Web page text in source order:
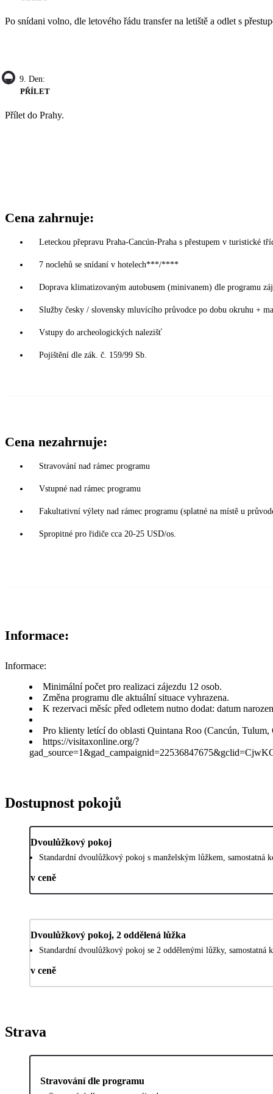
Po snídani volno, dle letového řádu transfer na letiště a odlet s
9. Den:
PŘÍLET
Přílet do Prahy.
Cena zahrnuje:
Leteckou přepravu Praha-Cancún-Praha s přestupem v turistické
7 noclehů se snídaní v hotelech***/****
Doprava klimatizovaným autobusem (minivanem) dle programu
Služby česky / slovensky mluvícího průvodce po dobu okruhu +
Vstupy do archeologických nalezišť
Pojištění dle zák. č. 159/99 Sb.
Cena nezahrnuje:
Stravování nad rámec programu
Vstupné nad rámec programu
Fakultativní výlety nad rámec programu (splatné na místě u
Spropitné pro řidiče cca 20-25 USD/os.
Informace:
Informace:
Minimální počet pro realizaci zájezdu 12 osob.
Změna programu dle aktuální situace vyhrazena.
K rezervaci měsíc před odletem nutno dodat: datum
Pro klienty letící do oblasti Quintana Roo (Cancún,
https://visitaxonline.org/?
Dostupnost pokojů
Dvoulůžkový pokoj
Standardní dvoulůžkový pokoj s manželským lůžkem, samostatná
v ceně
Dvoulůžkový pokoj, 2 oddělená lůžka
Standardní dvoulůžkový pokoj se 2 oddělenými lůžky, samostatná
v ceně
Strava
Stravování dle programu